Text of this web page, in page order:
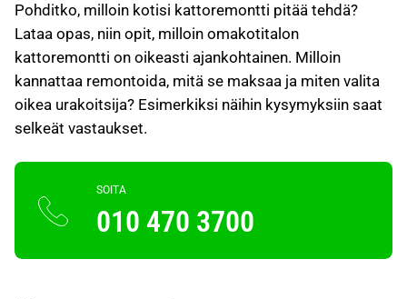
Pohditko, milloin kotisi kattoremontti pitää tehdä?
Lataa opas, niin opit, milloin omakotitalon
kattoremontti on oikeasti ajankohtainen. Milloin
kannattaa remontoida, mitä se maksaa ja miten valita
oikea urakoitsija? Esimerkiksi näihin kysymyksiin saat
selkeät vastaukset.
SOITA
010 470 3700